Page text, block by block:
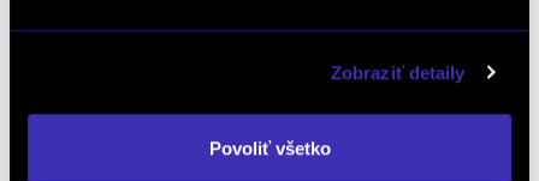
Zobraziť detaily
Povoliť všetko